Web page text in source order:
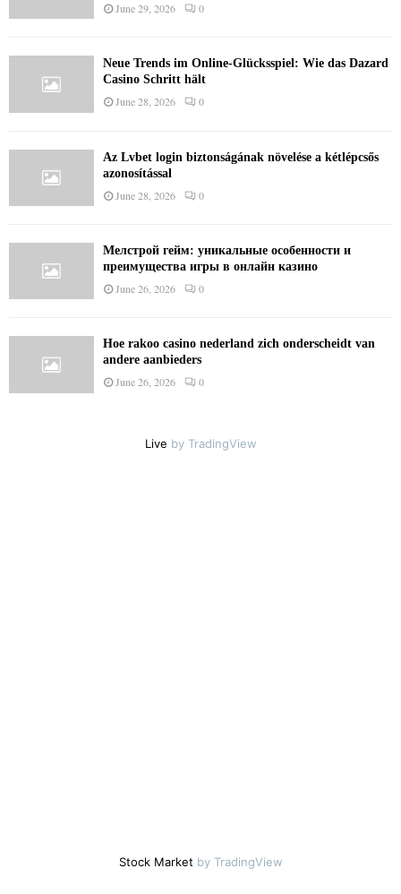
June 29, 2026 0
Neue Trends im Online-Glücksspiel: Wie das Dazard
Casino Schritt hält
June 28, 2026 0
Az Lvbet login biztonságának növelése a kétlépcsős
azonosítással
June 28, 2026 0
Мелстрой гейм: уникальные особенности и
преимущества игры в онлайн казино
June 26, 2026 0
Hoe rakoo casino nederland zich onderscheidt van
andere aanbieders
June 26, 2026 0
Live by TradingView
Stock Market by TradingView